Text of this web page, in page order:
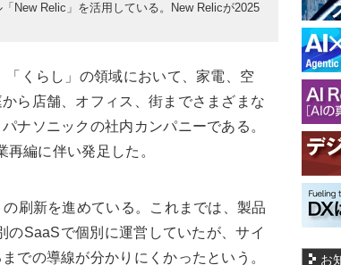
New Relic」を活用している。New Relicが2025
くらし」の領域において、家電、空
ら店舗、オフィス、街までさまざまな
ナソニックの社内カンパニーである。
編に伴い発足した。
刷新を進めている。これまでは、製品
SaaSで個別に運営していたが、サイ
での導線が分かりにくかったという。
お